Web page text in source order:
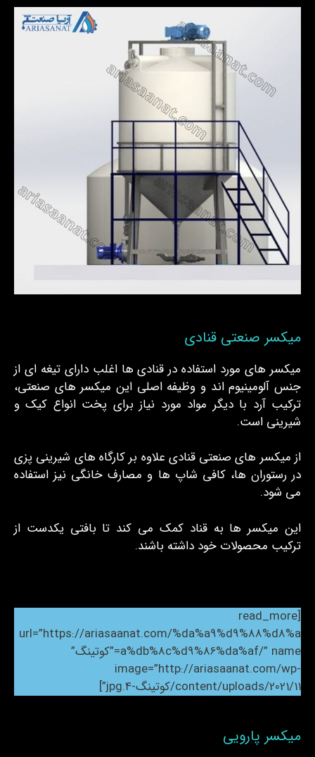
میکسر صنعتی قنادی
میکسر های مورد استفاده در قنادی ها اغلب دارای تیغه ای از
جنس آلومینیوم اند و وظیفه اصلی این میکسر های صنعتی،
ترکیب آرد با دیگر مواد مورد نیاز برای پخت انواع کیک و
شیرینی است.
از میکسر های صنعتی قنادی علاوه بر کارگاه های شیرینی پزی
در رستوران ها، کافی شاپ ها و مصارف خانگی نیز استفاده
می شود.
این میکسر ها به قناد کمک می کند تا بافتی یکدست از
ترکیب محصولات خود داشته باشند.
[read_more
url=”https://ariasaanat.com/%da%a9%d9%88%d8%a
a%db%8c%d9%86%da%af/” name=”کوتینگ”
image=”http://ariasaanat.com/wp-
content/uploads/2021/11/کوتینگ-4.jpg”]
میکسر پارویی